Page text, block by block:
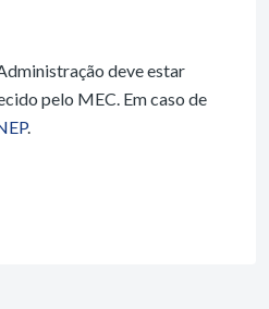
deve estar
pelo MEC. Em caso de
.